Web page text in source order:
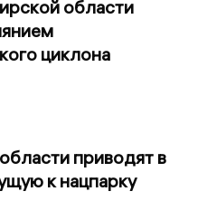
области
циклона
приводят в
к нацпарку